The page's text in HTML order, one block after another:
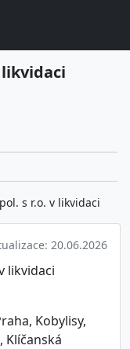
likvidaci
s r.o. v likvidaci
20.06.2026
likvidaci
Kobylisy,
Klíčanská